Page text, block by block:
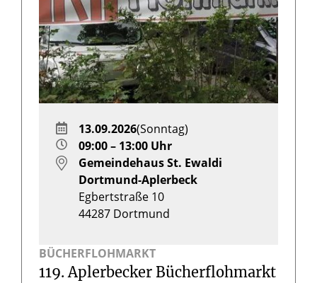
BÜCHERFLOHMARKT
119. Aplerbecker Bücherflohmarkt
13.09.2026(Sonntag)
09:00 – 13:00 Uhr
Gemeindehaus St. Ewaldi
Dortmund-Aplerbeck
Egbertstraße 10
44287 Dortmund